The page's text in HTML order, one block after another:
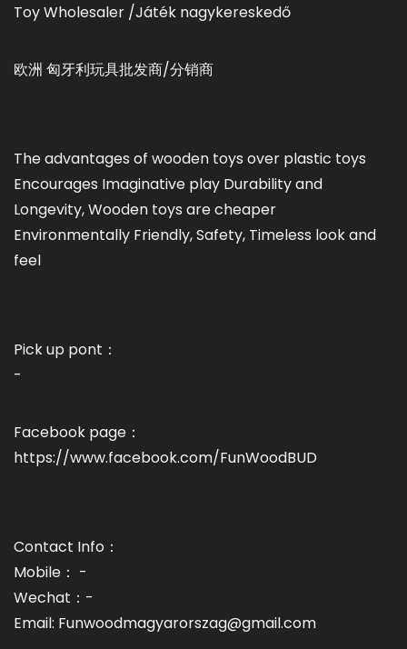
Toy Wholesaler /Játék nagykereskedő
欧洲 匈牙利玩具批发商/分销商
The advantages of wooden toys over plastic toys
Encourages Imaginative play Durability and
Longevity, Wooden toys are cheaper
Environmentally Friendly, Safety, Timeless look and
feel
Pick up pont：
-
Facebook page：
https://www.facebook.com/FunWoodBUD
Contact Info：
Mobile： -
Wechat：-
Email: Funwoodmagyarorszag@gmail.com